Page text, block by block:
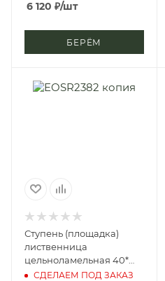
6 120 ₽/шт
БЕРЁМ
Ступень (площадка)
лиственница
цельноламельная 40*
600*2500 мм (сорт
СДЕЛАЕМ ПОД ЗАКАЗ